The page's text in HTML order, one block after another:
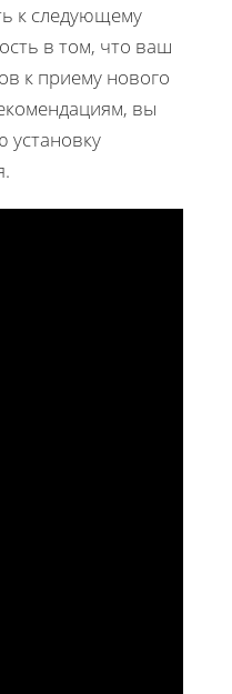
к следующему
в том, что ваш
к приему нового
вы
установку